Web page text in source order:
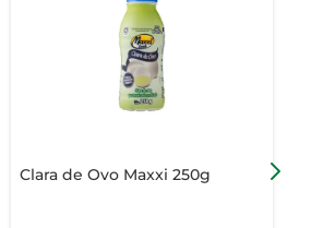
Clara de Ovo Maxxi 250g